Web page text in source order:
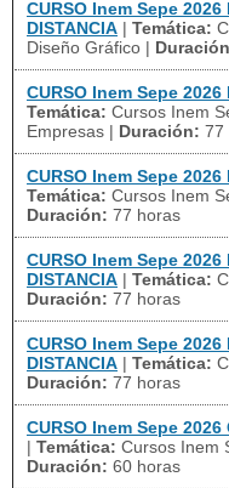
CURSO Inem Sepe
DISTANCIA | Temática:
Diseño Gráfico |
CURSO Inem Sepe
Temática: Cursos Inem
Empresas | Duración: 77
CURSO Inem Sepe
Temática: Cursos Inem
Duración: 77 horas
CURSO Inem Sepe
DISTANCIA | Temática:
Duración: 77 horas
CURSO Inem Sepe
DISTANCIA | Temática:
Duración: 77 horas
CURSO Inem Sepe
| Temática: Cursos Inem
Duración: 60 horas